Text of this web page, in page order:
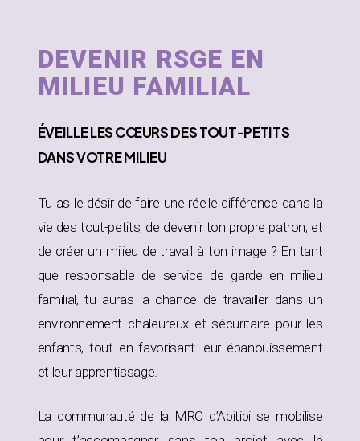
DEVENIR RSGE EN
MILIEU FAMILIAL
ÉVEILLELES CŒURS DES TOUT-PETITS
DANSVOTRE MILIEU
Tu as le désir de faire une réelle différence dans la
vie des tout-petits, de devenir ton propre patron, et
de créer un milieu de travail à ton image ? En tant
que responsable de service de garde en milieu
familial, tu auras la chance de travailler dans un
environnement chaleureux et sécuritaire pour les
enfants, tout en favorisant leur épanouissement
et leur apprentissage.
La communauté de la MRC d’Abitibi se mobilise